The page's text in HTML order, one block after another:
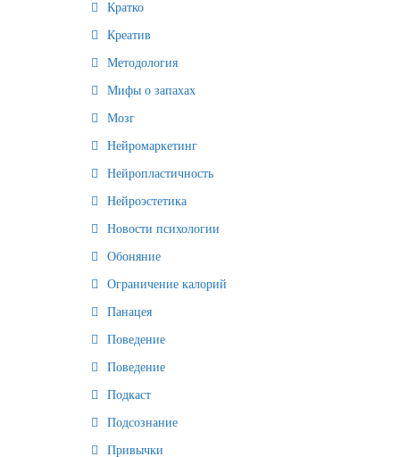
Кратко
Креатив
Методология
Мифы о запахах
Мозг
Нейромаркетинг
Нейропластичность
Нейроэстетика
Новости психологии
Обоняние
Ограничение калорий
Панацея
Поведение
Поведение
Подкаст
Подсознание
Привычки